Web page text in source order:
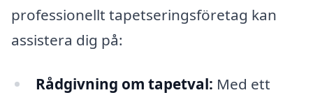
professionellt tapetseringsföretag kan
assistera dig på:
Rådgivning om tapetval: Med ett